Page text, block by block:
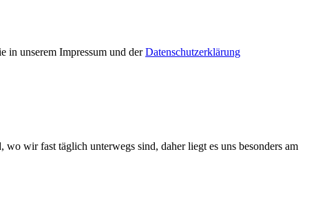
in unserem Impressum und derDatenschutzerklärung
wir fast täglich unterwegs sind, daher liegt es uns besonders am